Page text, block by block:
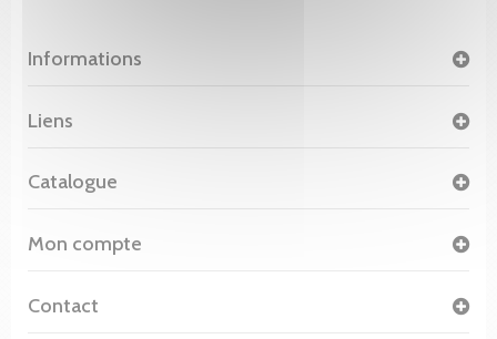
Informations
Liens
Catalogue
Mon compte
Contact